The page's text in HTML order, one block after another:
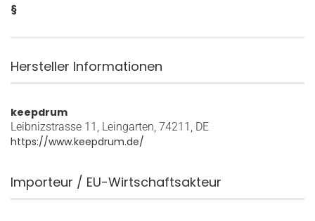
§
Hersteller Informationen
keepdrum
Leibnizstrasse 11, Leingarten, 74211, DE
https://www.keepdrum.de/
Importeur / EU-Wirtschaftsakteur